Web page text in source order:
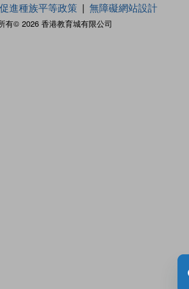
有© 2026 香港教育城有限公司
促進種族平等政策 無障礙網站設計